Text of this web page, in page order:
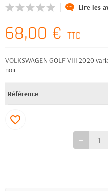
Lire les
68,00 € TTC
VOLKSWAGEN GOLF VIII 2020
noir
Référence
favorite_border